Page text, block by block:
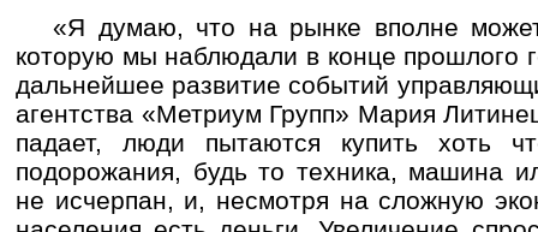
«Я думаю, что на рынке вполне может
которую мы наблюдали в конце прошлого
дальнейшее развитие событий
агентства «Метриум Групп» Мария
падает, люди пытаются купить хоть
подорожания, будь то техника, машина
не исчерпан, и, несмотря на сложную